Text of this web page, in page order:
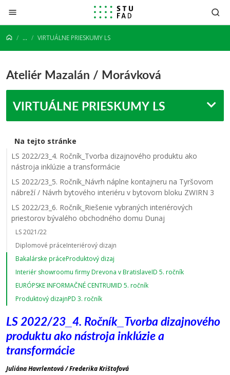
Prejsť na obsah
... VIRTUÁLNE PRIESKUMY LS
Ateliér Mazalán / Morávková
VIRTUÁLNE PRIESKUMY LS
Na tejto stránke
LS 2022/23_4. Ročník_Tvorba dizajnového produktu ako
nástroja inklúzie a transformácie
LS 2022/23_5. Ročník_Návrh náplne kontajneru na Tyršovom
nábreží / Návrh bytového interiéru v bytovom bloku ZWIRN 3
LS 2022/23_6. Ročník_Riešenie vybraných interiérových
priestorov bývalého obchodného domu Dunaj
LS 2021/22
Diplomové práceInteriérový dizajn
Bakalárske práceProduktový dizaj
Interiér showroomu firmy Drevona v BratislaveID 5. ročník
EURÓPSKE INFORMAČNÉ CENTRUMID 5. ročník
Produktový dizajnPD 3. ročník
LS 2022/23_4. Ročník_Tvorba dizajnového
produktu ako nástroja inklúzie a
transformácie
Juliána Havrlentová / Frederika Krištofová